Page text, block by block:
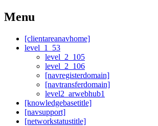
Menu
[clientareanavhome]
level_1_53
level_2_105
level_2_106
[navregisterdomain]
[navtransferdomain]
level2_arwebhub1
[knowledgebasetitle]
[navsupport]
[networkstatustitle]